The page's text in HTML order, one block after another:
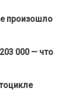
произошло
000 — что